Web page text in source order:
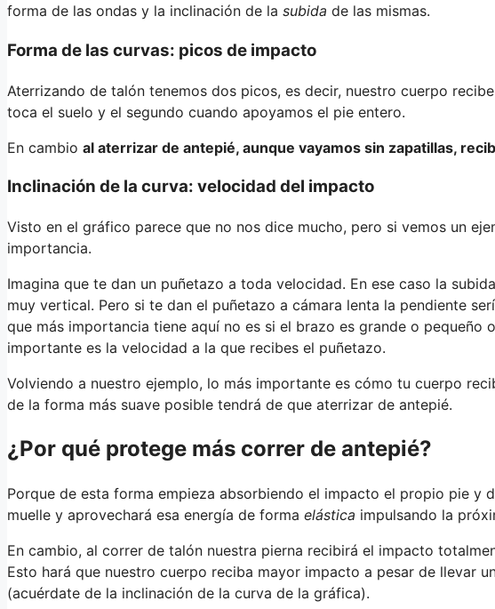
forma de las ondas y la inclinación de la subida de las mismas.
Forma de las curvas: picos de impacto
Aterrizando de talón tenemos dos picos, es decir, nuestro cuerpo
toca el suelo y el segundo cuando apoyamos el pie entero.
En cambio al aterrizar de antepié, aunque vayamos sin zapatillas,
Inclinación de la curva: velocidad del impacto
Visto en el gráfico parece que no nos dice mucho, pero si vemos un
importancia.
Imagina que te dan un puñetazo a toda velocidad. En ese caso la
muy vertical. Pero si te dan el puñetazo a cámara lenta la pendiente
que más importancia tiene aquí no es si el brazo es grande o pequeño
importante es la velocidad a la que recibes el puñetazo.
Volviendo a nuestro ejemplo, lo más importante es cómo tu cuerpo
de la forma más suave posible tendrá de que aterrizar de antepié.
¿Por qué protege más correr de antepié?
Porque de esta forma empieza absorbiendo el impacto el propio pie y
muelle y aprovechará esa energía de forma elástica impulsando la
En cambio, al correr de talón nuestra pierna recibirá el impacto
Esto hará que nuestro cuerpo reciba mayor impacto a pesar de llevar
(acuérdate de la inclinación de la curva de la gráfica).